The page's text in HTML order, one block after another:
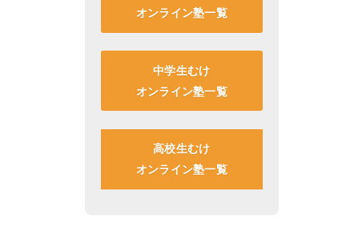
オンライン塾一覧
中学生むけ
オンライン塾一覧
高校生むけ
オンライン塾一覧